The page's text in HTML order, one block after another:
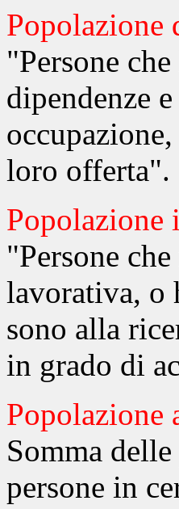
Popolazione
"Persone
dipendenze
loro offerta".
Popolazione
"Persone
lavorativa, o
sono alla
in grado di
Popolazione
Somma
persone in